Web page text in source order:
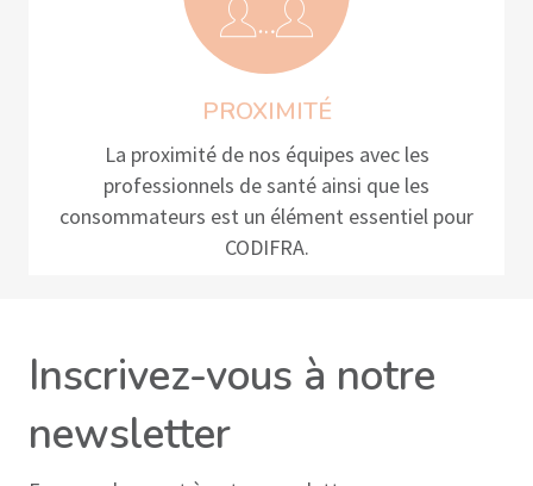
PROXIMITÉ
La proximité de nos équipes avec les
professionnels de santé ainsi que les
consommateurs est un élément essentiel pour
CODIFRA.
Inscrivez-vous à notre
newsletter